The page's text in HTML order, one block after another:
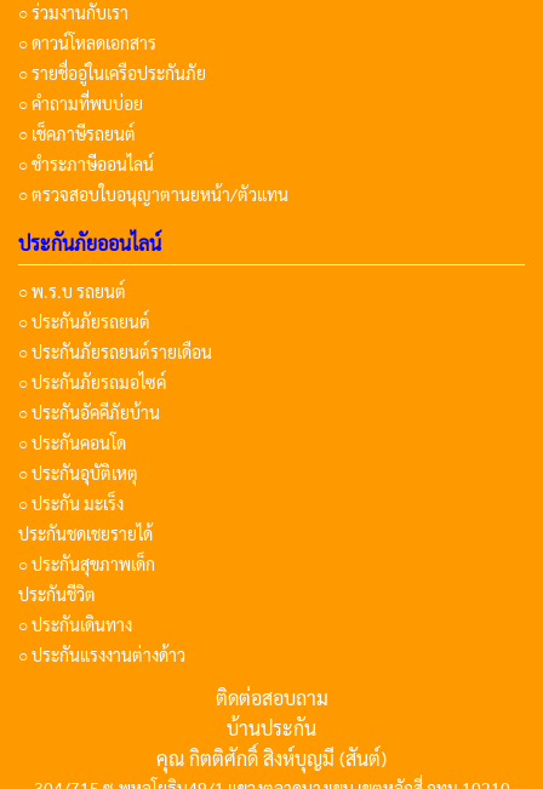
○ ร่วมงานกับเรา
○ ดาวน์โหลดเอกสาร
○ รายชื่ออู่ในเครือประกันภัย
○ คำถามที่พบบ่อย
○ เช็คภาษีรถยนต์
○ ชำระภาษีออนไลน์
○ ตรวจสอบใบอนุญาตานยหน้า/ตัวแทน
ประกันภัยออนไลน์
○ พ.ร.บ รถยนต์
○ ประกันภัยรถยนต์
○ ประกันภัยรถยนต์รายเดือน
○ ประกันภัยรถมอไซค์
○ ประกันอัคคีภัยบ้าน
○ ประกันคอนโด
○ ประกันอุบัติเหตุ
○ ประกัน มะเร็ง
ประกันชดเชยรายได้
○ ประกันสุขภาพเด็ก
ประกันชีวิต
○ ประกันเดินทาง
○ ประกันแรงงานต่างด้าว
ติดต่อสอบถาม
บ้านประกัน
คุณ กิตติศักดิ์ สิงห์บุญมี (สันต์)